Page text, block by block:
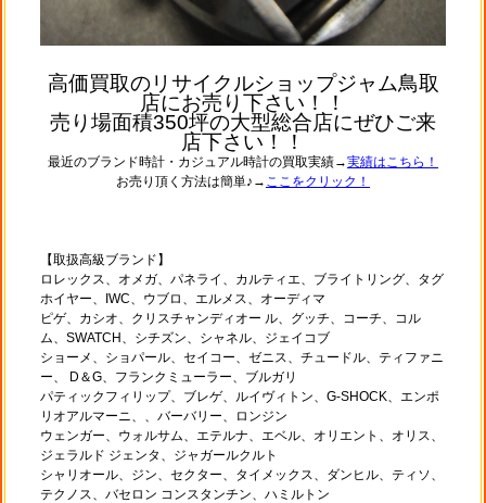
高価買取のリサイクルショップジャム鳥取
店にお売り下さい！！
売り場面積350坪の大型総合店にぜひご来
店下さい！！
最近のブランド時計・カジュアル時計の買取実績→実績はこちら！
お売り頂く方法は簡単♪→ ここをクリック！
【取扱高級ブランド】
ロレックス、オメガ、パネライ、カルティエ、ブライトリング、タグ
ホイヤー、IWC、ウブロ、エルメス、オーディマ
ピゲ、カシオ、クリスチャンディオー ル、グッチ、コーチ、コル
ム、SWATCH、シチズン、シャネル、ジェイコブ
ショーメ、ショパール、セイコー、ゼニス、チュードル、ティファニ
ー、 D＆G、フランクミューラー、ブルガリ
パティックフィリップ、ブレゲ、ルイヴィトン、G-SHOCK、エンポ
リオアルマーニ、、バーバリー、ロンジン
ウェンガー、ウォルサム、エテルナ、エベル、オリエント、オリス、
ジェラルド ジェンタ、ジャガールクルト
シャリオール、ジン、セクター、タイメックス、ダンヒル、ティソ、
テクノス、バセロン コンスタンチン、ハミルトン